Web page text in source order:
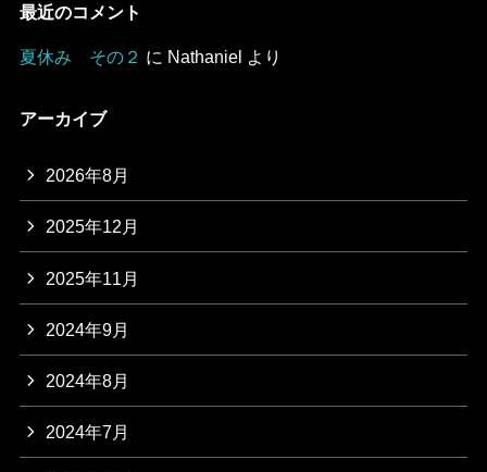
最近のコメント
夏休み その２ に Nathaniel より
アーカイブ
2026年8月
2025年12月
2025年11月
2024年9月
2024年8月
2024年7月